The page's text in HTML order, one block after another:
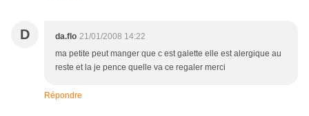
D da.flo 21/01/2008 14:22
ma petite peut manger que c est galette elle est alergique au
reste et la je pence quelle va ce regaler merci
Répondre